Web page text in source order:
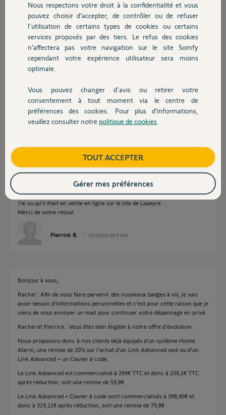
Chauffage
Autres produits
Devis avec un pro
Contact
rajouter un clavier codé pour désactiver l'alarme
Merci de votre retour
Rachel
rachel P.
il y a plus de 4 ans
Participer au fil de discussion
Réponses
Bonjour, je suis intéressé également de savoir si l'on peut ajouter un
clavier codé à une somfy alarme plus ?
J'ai vu qu'il était en vente en ligne sur le site de Lapeyre ..
Merci de votre retour
Pierrick B. il y a plus de 4 ans
Bonjour à vous,
Rachel : Afin de vous faire parvenir des nouveaux badges à vis, je vais
avoir besoin d'informations personnelles et c'est pour cette raison que je
viens de vous envoyer un mail pour continuer votre dépannage en privé.
Rachel et Pierrick : Vous êtes bien éligible à notre offre d'évolution.
Nous proposons donc à nos clients déjà équipés d'un système Home
Alarm, une remise de 20% sur l'achat d'un Link Advanced seul ou d'un
Link Advanced + un Clavier à code.
Le Link Advanced est commercialisé à 299€ TTC et donc à 239,2€ TTC
après réduction, soit une remise de 59,8€
Le Link Advanced + Clavier à code sont commercialisés à 398,90€ et
donc à 319,12€ après réduction, soit une remise de 79,8€
Nous respectons votre droit à la confidentialité et vous
pouvez choisir d’accepter, de contrôler ou de refuser
l'utilisation de certains types de cookies ou certains
services proposés par des tiers. Le refus des cookies
n’affectera pas votre navigation sur le site Somfy
cependant votre expérience utilisateur sera moins
optimale.
Vous pouvez changer d'avis ou retirer votre
consentement à tout moment via le centre de
préférences des cookies. Pour plus d’informations,
veuillez consulter notre politique de cookies
TOUT ACCEPTER
Gérer mes préférences